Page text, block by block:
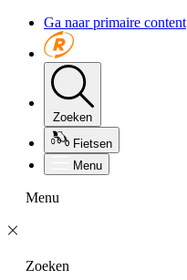
Ga naar primaire content
Zoeken
Fietsen
Menu
Menu
Zoeken